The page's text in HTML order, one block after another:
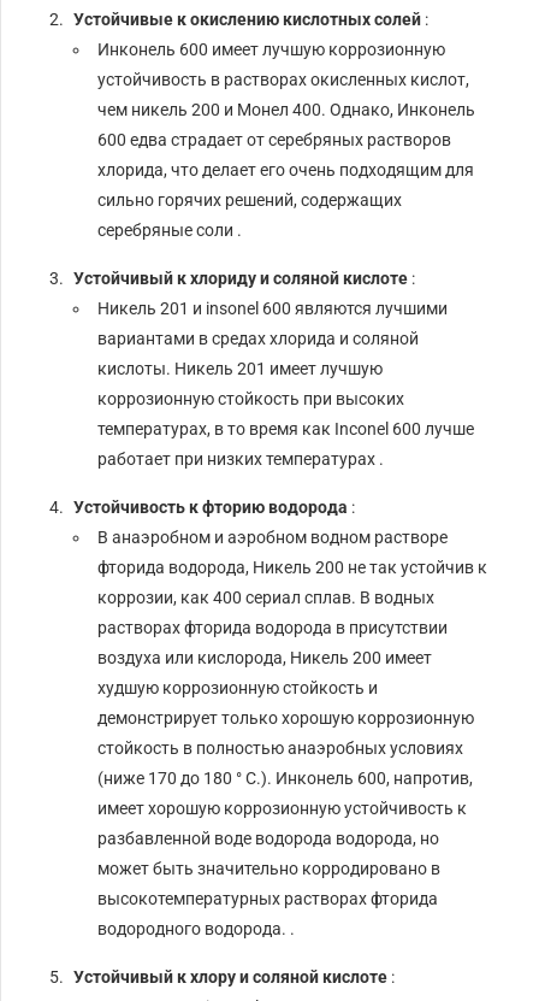
Устойчивые к окислению кислотных солей :
Инконель 600 имеет лучшую коррозионную
устойчивость в растворах окисленных кислот,
чем никель 200 и Монел 400. Однако, Инконель
600 едва страдает от серебряных растворов
хлорида, что делает его очень подходящим для
сильно горячих решений, содержащих
серебряные соли .
Устойчивый к хлориду и соляной кислоте :
Никель 201 и insonel 600 являются лучшими
вариантами в средах хлорида и соляной
кислоты. Никель 201 имеет лучшую
коррозионную стойкость при высоких
температурах, в то время как Inconel 600 лучше
работает при низких температурах .
Устойчивость к фторию водорода :
В анаэробном и аэробном водном растворе
фторида водорода, Никель 200 не так устойчив к
коррозии, как 400 сериал сплав. В водных
растворах фторида водорода в присутствии
воздуха или кислорода, Никель 200 имеет
худшую коррозионную стойкость и
демонстрирует только хорошую коррозионную
стойкость в полностью анаэробных условиях
(ниже 170 до 180 ° C.). Инконель 600, напротив,
имеет хорошую коррозионную устойчивость к
разбавленной воде водорода водорода, но
может быть значительно корродировано в
высокотемпературных растворах фторида
водородного водорода. .
Устойчивый к хлору и соляной кислоте :